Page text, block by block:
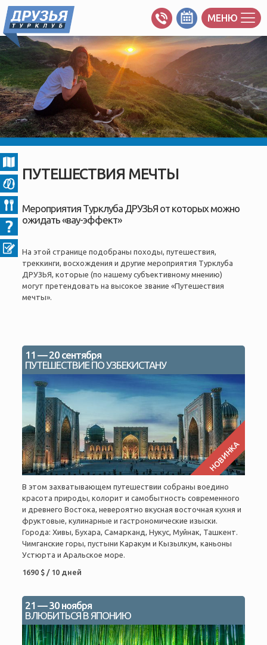
МЕНЮ
ПУТЕШЕСТВИЯ МЕЧТЫ
Мероприятия Турклуба ДРУЗЬЯ от которых можно
ожидать «вау-эффект»
На этой странице подобраны походы, путешествия,
треккинги, восхождения и другие мероприятия Турклуба
ДРУЗЬЯ, которые (по нашему субъективному мнению)
могут претендовать на высокое звание «Путешествия
мечты».
11 — 20 сентября
ПУТЕШЕСТВИЕ ПО УЗБЕКИСТАНУ
НОВИНКА
В этом захватывающем путешествии собраны воедино
красота природы, колорит и самобытность современного
и древнего Востока, невероятно вкусная восточная кухня и
фруктовые, кулинарные и гастрономические изыски.
Города: Хивы, Бухара, Самарканд, Нукус, Муйнак, Ташкент.
Чимганские горы, пустыни Каракум и Кызылкум, каньоны
Устюрта и Аральское море.
1690 $ / 10 дней
21 — 30 ноября
ВЛЮБИТЬСЯ В ЯПОНИЮ